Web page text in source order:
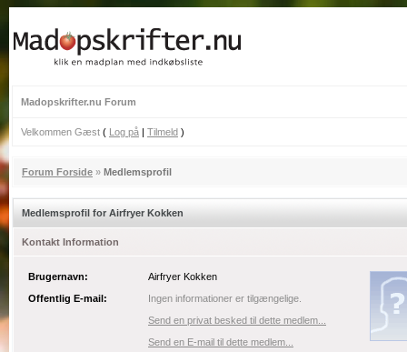
Madopskrifter.nu Forum
Velkommen Gæst ( Log på | Tilmeld )
Forum Forside » Medlemsprofil
Medlemsprofil for Airfryer Kokken
Kontakt Information
Brugernavn:
Airfryer Kokken
Offentlig E-mail:
Ingen informationer er tilgængelige.
Send en privat besked til dette medlem...
Send en E-mail til dette medlem...